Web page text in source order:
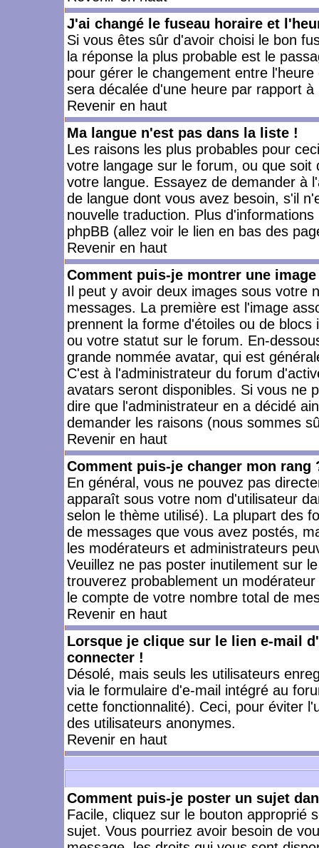
J'ai changé le fuseau horaire et
Si vous êtes sûr d'avoir choisi le bon
la réponse la plus probable est le
pour gérer le changement entre
sera décalée d'une heure par rapport à
Revenir en haut
Ma langue n'est pas dans la liste !
Les raisons les plus probables pour
votre langage sur le forum, ou que
votre langue. Essayez de demander à
de langue dont vous avez besoin, s'il
nouvelle traduction. Plus
phpBB (allez voir le lien en bas des
Revenir en haut
Comment puis-je montrer une
Il peut y avoir deux images sous votre
messages. La première est l'image
prennent la forme d'étoiles ou de
ou votre statut sur le forum. En-
grande nommée avatar, qui est
C'est à l'administrateur du forum
avatars seront disponibles. Si vous ne
dire que l'administrateur en a décidé
demander les raisons (nous sommes
Revenir en haut
Comment puis-je changer mon rang
En général, vous ne pouvez pas
apparaît sous votre nom d'utilisateur
selon le thème utilisé). La plupart des
de messages que vous avez postés,
les modérateurs et administrateurs
Veuillez ne pas poster inutilement sur
trouverez probablement un
le compte de votre nombre total de
Revenir en haut
Lorsque je clique sur le lien e-mail
connecter !
Désolé, mais seuls les utilisateurs
via le formulaire d'e-mail intégré au
cette fonctionnalité). Ceci, pour éviter
des utilisateurs anonymes.
Revenir en haut
Comment puis-je poster un sujet
Facile, cliquez sur le bouton approprié
sujet. Vous pourriez avoir besoin de